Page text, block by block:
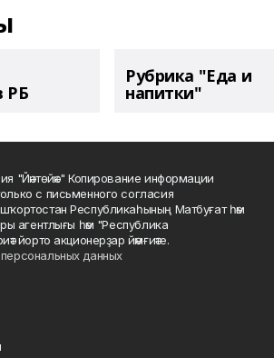
РБ
Рубрика "Еда и
напитки"
"Йәнтөйәк" Копирование информации
с письменного согласия
Республикаһының Матбуғат һәм
агентлығы һәм "Республика
йорто акционерҙар йәмғиәте.
данных